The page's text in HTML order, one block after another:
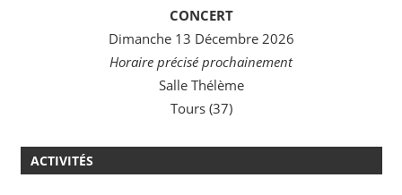
CONCERT
Dimanche 13 Décembre 2026
Horaire précisé prochainement
Salle Thélème
Tours (37)
ACTIVITÉS